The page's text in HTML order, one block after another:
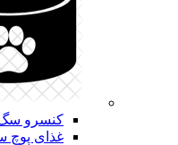
کنسرو
غذای پوچ